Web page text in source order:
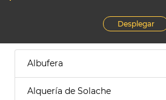
Desplegar
Albufera
Alquería de Solache